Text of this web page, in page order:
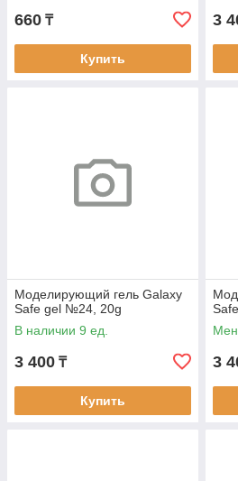
660 ₸
Купить
3
Моделирующий гель Galaxy
Safe gel №24, 20g
В наличии 9 ед.
3 400 ₸
Купить
3